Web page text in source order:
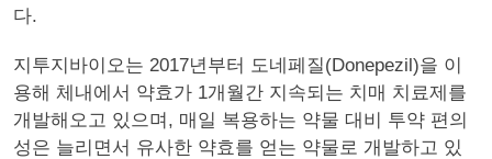
다.
지투지바이오는 2017년부터 도네페질(Donepezil)을 이
용해 체내에서 약효가 1개월간 지속되는 치매 치료제를
개발해오고 있으며, 매일 복용하는 약물 대비 투약 편의
성은 늘리면서 유사한 약효를 얻는 약물로 개발하고 있